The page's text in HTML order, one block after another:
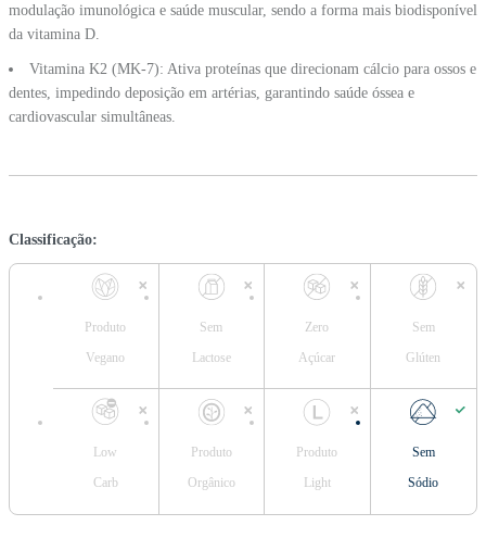
modulação imunológica e saúde muscular, sendo a forma mais biodisponível
da vitamina D.
Vitamina K2 (MK-7): Ativa proteínas que direcionam cálcio para ossos e
dentes, impedindo deposição em artérias, garantindo saúde óssea e
cardiovascular simultâneas.
Classificação:
Produto
Vegano
Sem
Lactose
Zero
Açúcar
Sem
Glúten
Low
Carb
Produto
Orgânico
Produto
Light
Sem
Sódio